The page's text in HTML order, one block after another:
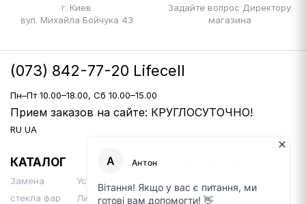
г. Киев
вул. Михайла Бойчука 43
Задайте вопрос Директору
магазина
(073) 842-77-20 Lifecell
Пн–Пт 10.00–18.00, Сб 10.00–15.00
Прием заказов на сайте: КРУГЛОСУТОЧНО!
RU UA
КАТАЛОГ
Замена
стекла фар
Установка Би-
Линз
Контакты